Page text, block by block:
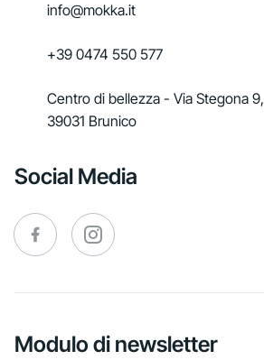
info@mokka.it
+39 0474 550 577
Centro di bellezza - Via Stegona 9,
39031 Brunico
Social Media
Modulo di newsletter